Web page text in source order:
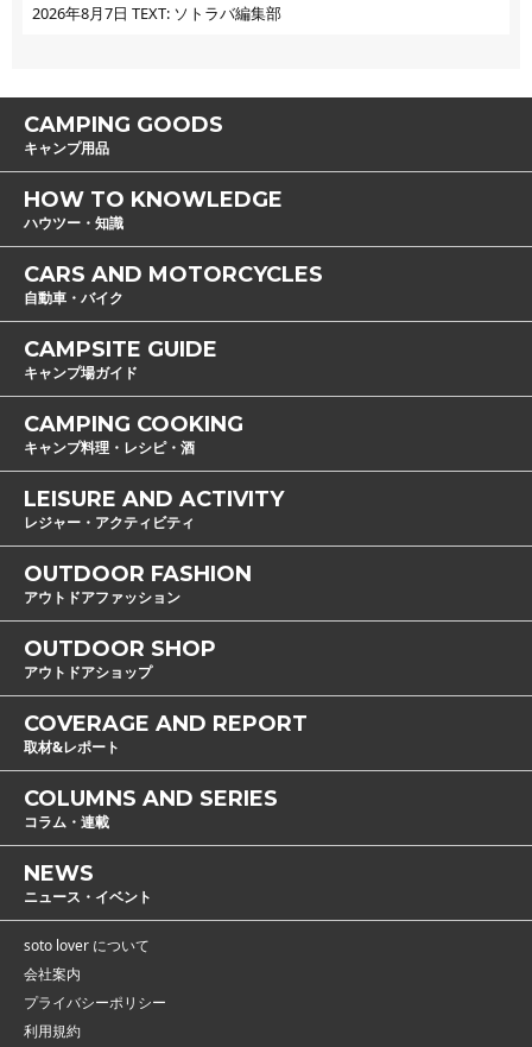
2026年8月7日 TEXT: ソトラバ編集部
CAMPING GOODS
キャンプ用品
HOW TO KNOWLEDGE
ハウツー・知識
CARS AND MOTORCYCLES
自動車・バイク
CAMPSITE GUIDE
キャンプ場ガイド
CAMPING COOKING
キャンプ料理・レシピ・酒
LEISURE AND ACTIVITY
レジャー・アクティビティ
OUTDOOR FASHION
アウトドアファッション
OUTDOOR SHOP
アウトドアショップ
COVERAGE AND REPORT
取材&レポート
COLUMNS AND SERIES
コラム・連載
NEWS
ニュース・イベント
soto lover について
会社案内
プライバシーポリシー
利用規約